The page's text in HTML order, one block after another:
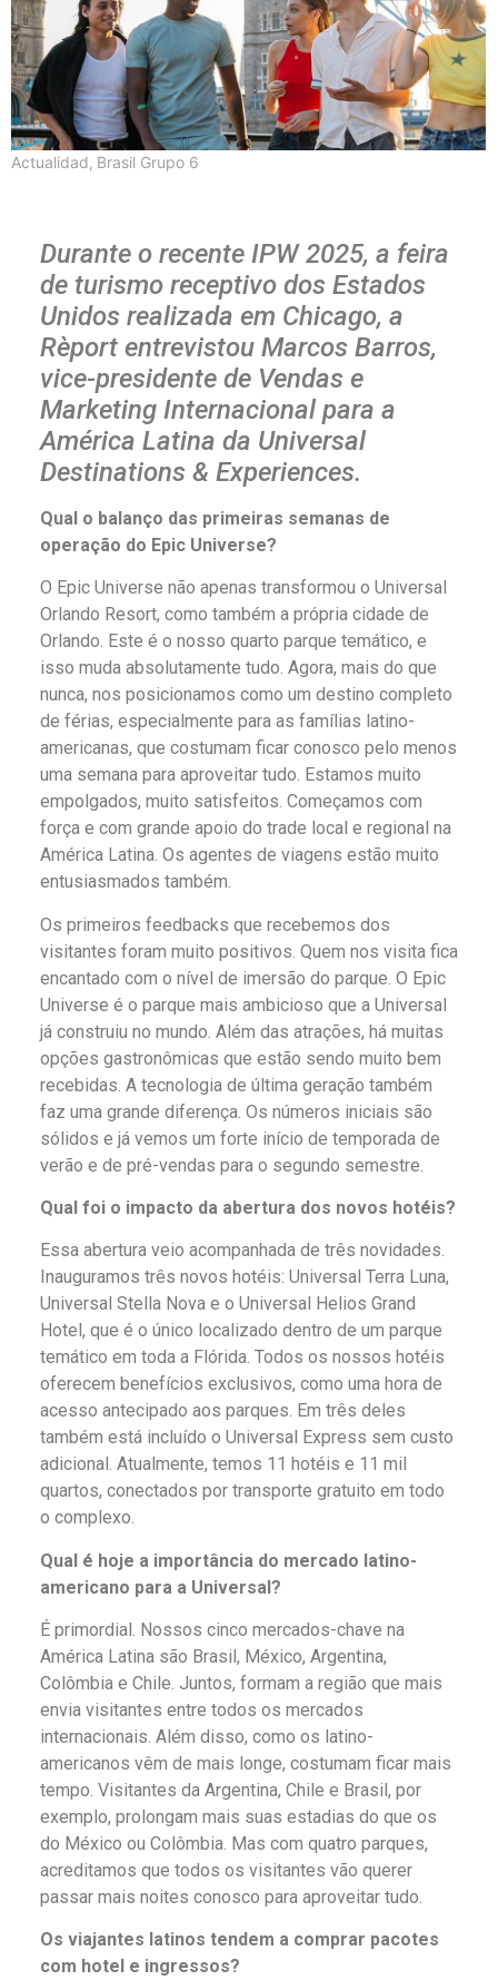
Actualidad, Brasil Grupo 6
Durante o recente IPW 2025, a feira
de turismo receptivo dos Estados
Unidos realizada em Chicago, a
Rèport entrevistou Marcos Barros,
vice-presidente de Vendas e
Marketing Internacional para a
América Latina da Universal
Destinations & Experiences.
Qual o balanço das primeiras semanas de
operação do Epic Universe?
O Epic Universe não apenas transformou o Universal
Orlando Resort, como também a própria cidade de
Orlando. Este é o nosso quarto parque temático, e
isso muda absolutamente tudo. Agora, mais do que
nunca, nos posicionamos como um destino completo
de férias, especialmente para as famílias latino-
americanas, que costumam ficar conosco pelo menos
uma semana para aproveitar tudo. Estamos muito
empolgados, muito satisfeitos. Começamos com
força e com grande apoio do trade local e regional na
América Latina. Os agentes de viagens estão muito
entusiasmados também.
Os primeiros feedbacks que recebemos dos
visitantes foram muito positivos. Quem nos visita fica
encantado com o nível de imersão do parque. O Epic
Universe é o parque mais ambicioso que a Universal
já construiu no mundo. Além das atrações, há muitas
opções gastronômicas que estão sendo muito bem
recebidas. A tecnologia de última geração também
faz uma grande diferença. Os números iniciais são
sólidos e já vemos um forte início de temporada de
verão e de pré-vendas para o segundo semestre.
Qual foi o impacto da abertura dos novos hotéis?
Essa abertura veio acompanhada de três novidades.
Inauguramos três novos hotéis: Universal Terra Luna,
Universal Stella Nova e o Universal Helios Grand
Hotel, que é o único localizado dentro de um parque
temático em toda a Flórida. Todos os nossos hotéis
oferecem benefícios exclusivos, como uma hora de
acesso antecipado aos parques. Em três deles
também está incluído o Universal Express sem custo
adicional. Atualmente, temos 11 hotéis e 11 mil
quartos, conectados por transporte gratuito em todo
o complexo.
Qual é hoje a importância do mercado latino-
americano para a Universal?
É primordial. Nossos cinco mercados-chave na
América Latina são Brasil, México, Argentina,
Colômbia e Chile. Juntos, formam a região que mais
envia visitantes entre todos os mercados
internacionais. Além disso, como os latino-
americanos vêm de mais longe, costumam ficar mais
tempo. Visitantes da Argentina, Chile e Brasil, por
exemplo, prolongam mais suas estadias do que os
do México ou Colômbia. Mas com quatro parques,
acreditamos que todos os visitantes vão querer
passar mais noites conosco para aproveitar tudo.
Os viajantes latinos tendem a comprar pacotes
com hotel e ingressos?